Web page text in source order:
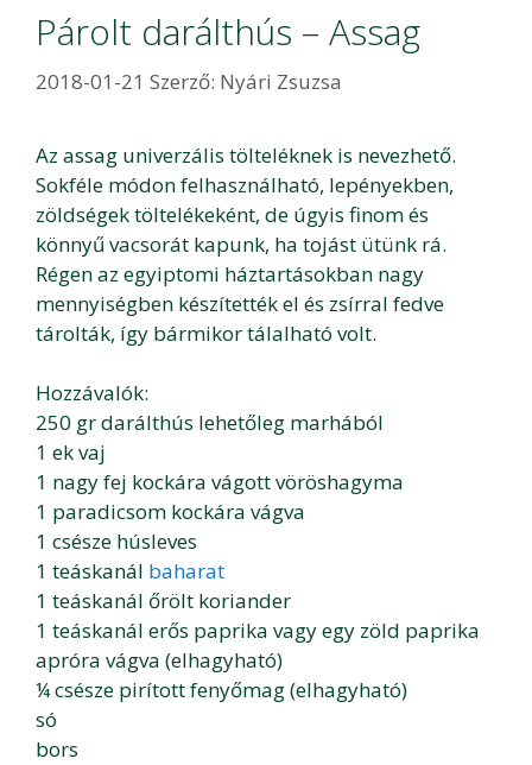
Párolt darálthús – Assag
2018-01-21 Szerző: Nyári Zsuzsa
Az assag univerzális tölteléknek is nevezhető.
Sokféle módon felhasználható, lepényekben,
zöldségek töltelékeként, de úgyis finom és
könnyű vacsorát kapunk, ha tojást ütünk rá.
Régen az egyiptomi háztartásokban nagy
mennyiségben készítették el és zsírral fedve
tárolták, így bármikor tálalható volt.
Hozzávalók:
250 gr darálthús lehetőleg marhából
1 ek vaj
1 nagy fej kockára vágott vöröshagyma
1 paradicsom kockára vágva
1 csésze húsleves
1 teáskanál baharat
1 teáskanál őrölt koriander
1 teáskanál erős paprika vagy egy zöld paprika
apróra vágva (elhagyható)
¼ csésze pirított fenyőmag (elhagyható)
só
bors